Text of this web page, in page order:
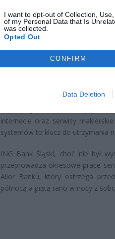
I want to opt-out of Collection,
of my Personal Data that Is
was collected.
Opted Out
CONFIRM
Data Deletion
początek
4 sierpnia 2026 16:06
Wnioski wciąż można
mBank ograniczy dostęp do
internecie oraz serwisy
systemów to klucz do utrzymania
ING Bank Śląski, choć nie był
przeprowadza okresowe prace
Alior Banku, który ostrzega
północą a piątą rano w nocy z